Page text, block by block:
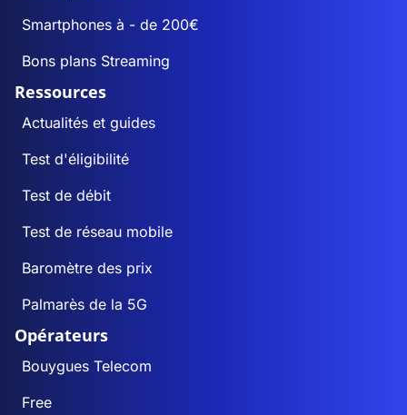
Smartphones à - de 200€
Bons plans Streaming
Ressources
Actualités et guides
Test d'éligibilité
Test de débit
Test de réseau mobile
Baromètre des prix
Palmarès de la 5G
Opérateurs
Bouygues Telecom
Free